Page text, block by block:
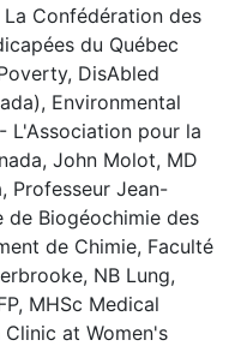
Confédération des
du Québec
DisAbled
Environmental
L'Association pour la
John Molot, MD
Professeur Jean-
de Biogéochimie des
de Chimie, Faculté
NB Lung,
MHSc Medical
at Women's